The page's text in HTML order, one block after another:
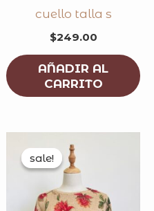
cuello talla s
$249.00
AÑADIR AL
CARRITO
sale!
sale!
price
was:
$239.00.